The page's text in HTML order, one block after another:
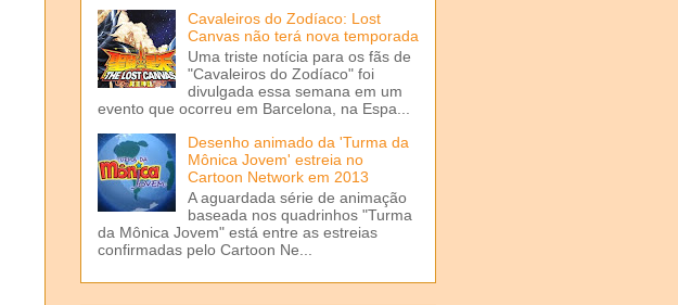
Cavaleiros do Zodíaco: Lost
Canvas não terá nova temporada
Uma triste notícia para os fãs de
"Cavaleiros do Zodíaco" foi
divulgada essa semana em um
evento que ocorreu em Barcelona, na Espa...
Desenho animado da 'Turma da
Mônica Jovem' estreia no
Cartoon Network em 2013
A aguardada série de animação
baseada nos quadrinhos "Turma
da Mônica Jovem" está entre as estreias
confirmadas pelo Cartoon Ne...